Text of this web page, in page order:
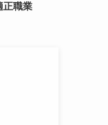
正職業